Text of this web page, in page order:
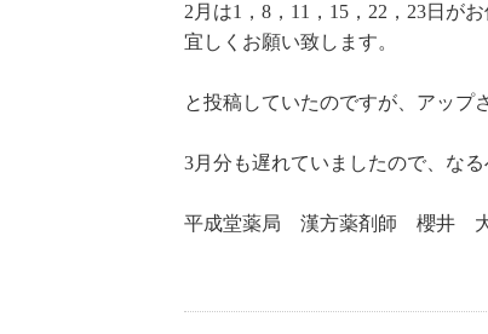
2月は1，8，11，15，22，23日がお
宜しくお願い致します。
と投稿していたのですが、アップ
3月分も遅れていましたので、なる
平成堂薬局 漢方薬剤師 櫻井